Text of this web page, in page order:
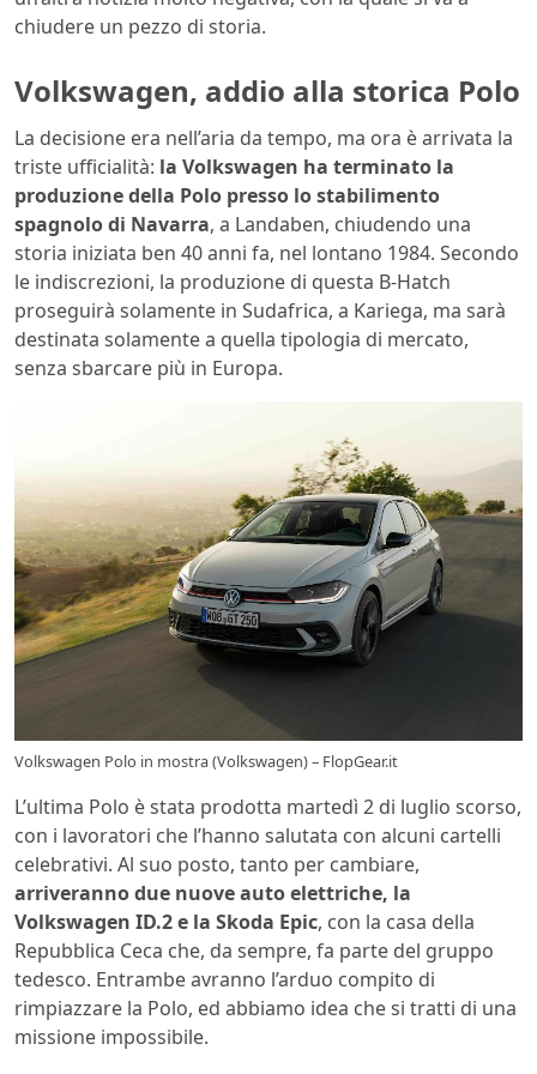
chiudere un pezzo di storia.
Volkswagen, addio alla storica Polo
La decisione era nell’aria da tempo, ma ora è arrivata la
triste ufficialità: la Volkswagen ha terminato la
produzione della Polo presso lo stabilimento
spagnolo di Navarra, a Landaben, chiudendo una
storia iniziata ben 40 anni fa, nel lontano 1984. Secondo
le indiscrezioni, la produzione di questa B-Hatch
proseguirà solamente in Sudafrica, a Kariega, ma sarà
destinata solamente a quella tipologia di mercato,
senza sbarcare più in Europa.
Volkswagen Polo in mostra (Volkswagen) – FlopGear.it
L’ultima Polo è stata prodotta martedì 2 di luglio scorso,
con i lavoratori che l’hanno salutata con alcuni cartelli
celebrativi. Al suo posto, tanto per cambiare,
arriveranno due nuove auto elettriche, la
Volkswagen ID.2 e la Skoda Epic, con la casa della
Repubblica Ceca che, da sempre, fa parte del gruppo
tedesco. Entrambe avranno l’arduo compito di
rimpiazzare la Polo, ed abbiamo idea che si tratti di una
missione impossibile.